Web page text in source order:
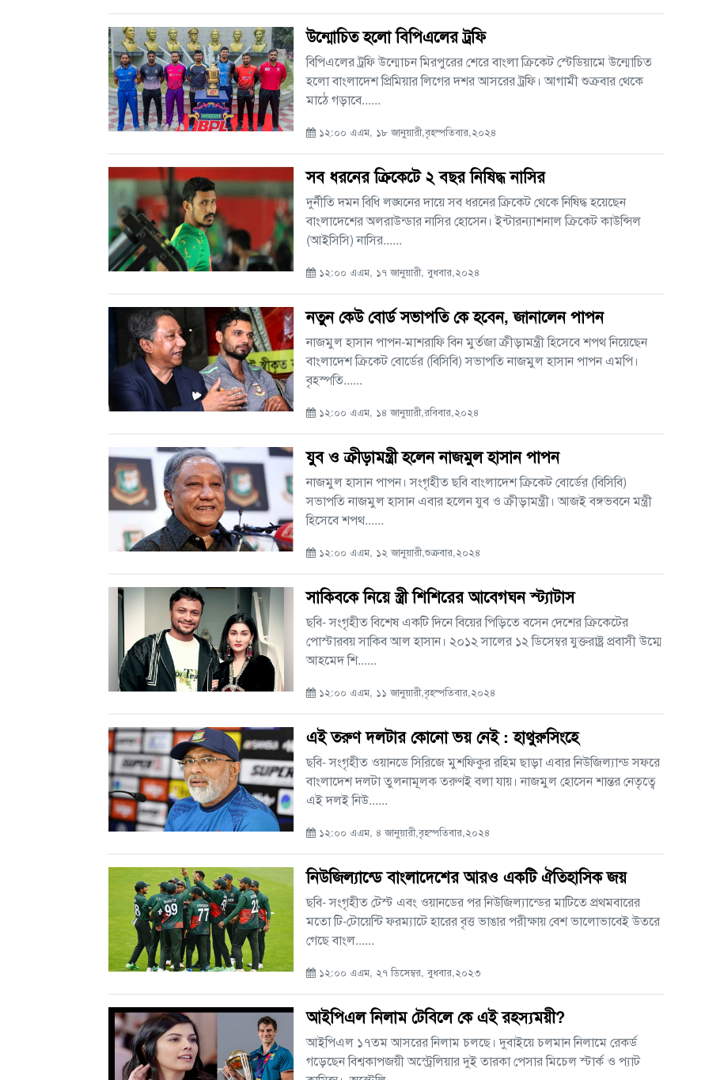
উন্মোচিত হলো বিপিএলের ট্রফি
বিপিএলের ট্রফি উন্মোচন মিরপুরের শেরে বাংলা ক্রিকেট স্টেডিয়ামে উন্মোচিত
হলো বাংলাদেশ প্রিমিয়ার লিগের দশর আসরের ট্রফি। আগামী শুক্রবার থেকে
মাঠে গড়াবে......
১২:০০ এএম, ১৮ জানুয়ারী,বৃহস্পতিবার,২০২৪
সব ধরনের ক্রিকেটে ২ বছর নিষিদ্ধ নাসির
দুর্নীতি দমন বিধি লঙ্ঘনের দায়ে সব ধরনের ক্রিকেট থেকে নিষিদ্ধ হয়েছেন
বাংলাদেশের অলরাউন্ডার নাসির হোসেন। ইন্টারন্যাশনাল ক্রিকেট কাউন্সিল
(আইসিসি) নাসির......
১২:০০ এএম, ১৭ জানুয়ারী, বুধবার,২০২৪
নতুন কেউ বোর্ড সভাপতি কে হবেন, জানালেন পাপন
নাজমুল হাসান পাপন-মাশরাফি বিন মুর্তজা ক্রীড়ামন্ত্রী হিসেবে শপথ নিয়েছেন
বাংলাদেশ ক্রিকেট বোর্ডের (বিসিবি) সভাপতি নাজমুল হাসান পাপন এমপি।
বৃহস্পতি......
১২:০০ এএম, ১৪ জানুয়ারী,রবিবার,২০২৪
যুব ও ক্রীড়ামন্ত্রী হলেন নাজমুল হাসান পাপন
নাজমুল হাসান পাপন। সংগৃহীত ছবি বাংলাদেশ ক্রিকেট বোর্ডের (বিসিবি)
সভাপতি নাজমুল হাসান এবার হলেন যুব ও ক্রীড়ামন্ত্রী। আজই বঙ্গভবনে মন্ত্রী
হিসেবে শপথ......
১২:০০ এএম, ১২ জানুয়ারী,শুক্রবার,২০২৪
সাকিবকে নিয়ে স্ত্রী শিশিরের আবেগঘন স্ট্যাটাস
ছবি- সংগৃহীত বিশেষ একটি দিনে বিয়ের পিড়িতে বসেন দেশের ক্রিকেটের
পোস্টারবয় সাকিব আল হাসান। ২০১২ সালের ১২ ডিসেম্বর যুক্তরাষ্ট্র প্রবাসী উম্মে
আহমেদ শি......
১২:০০ এএম, ১১ জানুয়ারী,বৃহস্পতিবার,২০২৪
এই তরুণ দলটার কোনো ভয় নেই : হাথুরুসিংহে
ছবি- সংগৃহীত ওয়ানডে সিরিজে মুশফিকুর রহিম ছাড়া এবার নিউজিল্যান্ড সফরে
বাংলাদেশ দলটা তুলনামূলক তরুণই বলা যায়। নাজমুল হোসেন শান্তর নেতৃত্বে
এই দলই নিউ......
১২:০০ এএম, ৪ জানুয়ারী,বৃহস্পতিবার,২০২৪
নিউজিল্যান্ডে বাংলাদেশের আরও একটি ঐতিহাসিক জয়
ছবি- সংগৃহীত টেস্ট এবং ওয়ানডের পর নিউজিল্যান্ডের মাটিতে প্রথমবারের
মতো টি-টোয়েন্টি ফরম্যাটে হারের বৃত্ত ভাঙার পরীক্ষায় বেশ ভালোভাবেই উতরে
গেছে বাংল......
১২:০০ এএম, ২৭ ডিসেম্বর, বুধবার,২০২৩
আইপিএল নিলাম টেবিলে কে এই রহস্যময়ী?
আইপিএল ১৭তম আসরের নিলাম চলছে। দুবাইয়ে চলমান নিলামে রেকর্ড
গড়েছেন বিশ্বকাপজয়ী অস্ট্রেলিয়ার দুই তারকা পেসার মিচেল স্টার্ক ও প্যাট